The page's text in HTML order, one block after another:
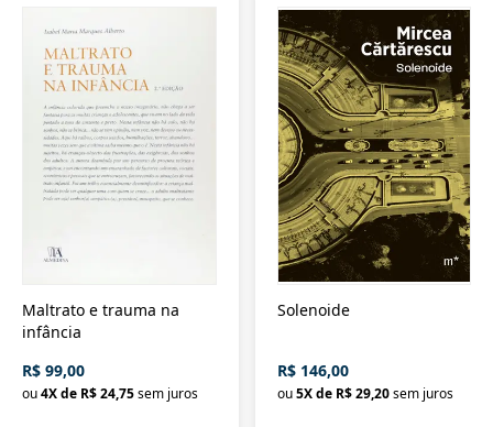
Maltrato e trauma na
infância
R$ 99,00
ou4X de R$ 24,75sem juros
Solenoide
R$ 146,00
ou 5X de R$ 29,20 sem juros